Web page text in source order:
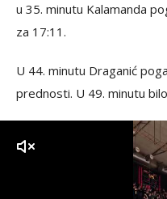
u 35. minutu Kalamanda
za 17:11.
U 44. minutu Draganić
prednosti. U 49. minutu